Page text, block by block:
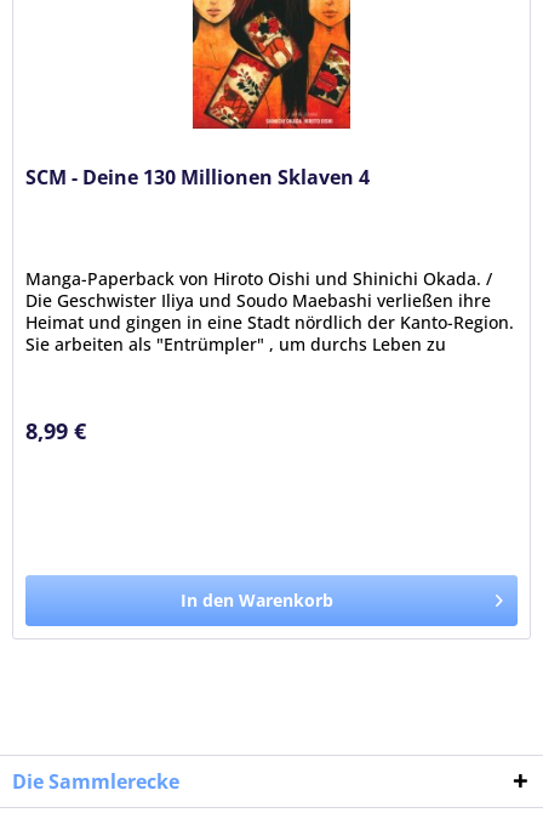
SCM - Deine 130 Millionen Sklaven 4
Manga-Paperback von Hiroto Oishi und Shinichi Okada. /
Die Geschwister Iliya und Soudo Maebashi verließen ihre
Heimat und gingen in eine Stadt nördlich der Kanto-Region.
Sie arbeiten als "Entrümpler" , um durchs Leben zu
8,99 €
In den Warenkorb
Die Sammlerecke